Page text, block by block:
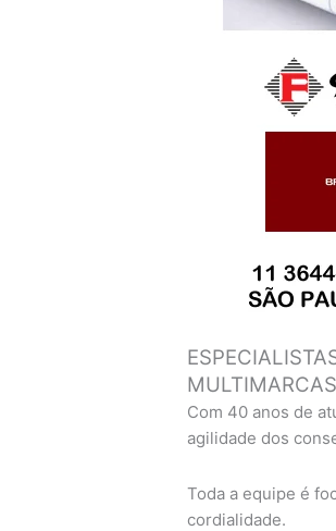
MULTIMARCAS
Com 40 anos de
agilidade dos
Toda a equipe é
cordialidade.